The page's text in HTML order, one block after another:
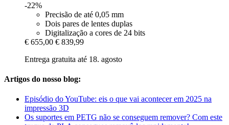
-22%
Precisão de até 0,05 mm
Dois pares de lentes duplas
Digitalização a cores de 24 bits
€ 655,00 € 839,99
Entrega gratuita até 18. agosto
Artigos do nosso blog:
Episódio do YouTube: eis o que vai acontecer em 2025 na
impressão 3D
Os suportes em PETG não se conseguem remover? Com este